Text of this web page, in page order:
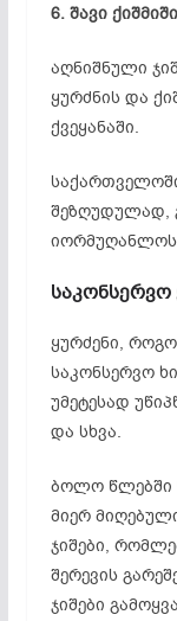
6. შავი
აღნიშნული
ყურძნის და
ქვეყანაში.
შეზღუდულად,
საკონსერვო
ყურძენი,
საკონსერვო
უმეტესად
და სხვა.
ბოლო წლებში
მიერ
ჯიშები,
შერევის
ჯიშები